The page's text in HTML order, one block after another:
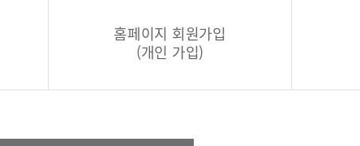
홈페이지 회원가입
(개인 가입)